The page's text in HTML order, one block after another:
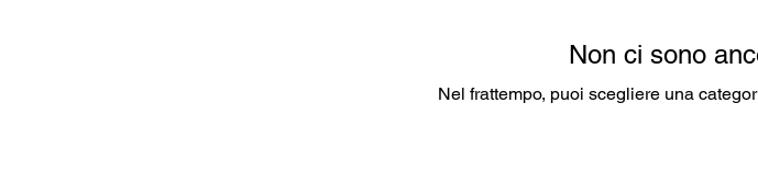
Non ci sono
Nel frattempo, puoi scegliere una